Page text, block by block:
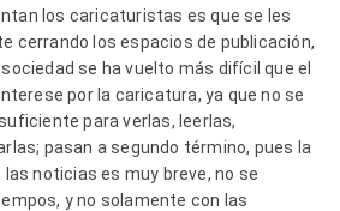
los caricaturistas es que se les
cerrando los espacios de publicación,
se ha vuelto más difícil que el
por la caricatura, ya que no se
para verlas, leerlas,
pasan a segundo término, pues la
noticias es muy breve, no se
y no solamente con las